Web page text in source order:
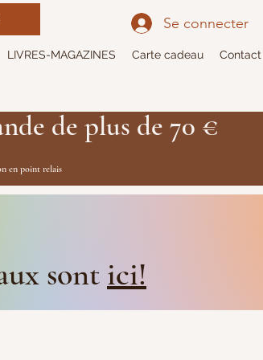
LIVRES-MAGAZINES Carte cadeau Contact
Se connecter
de plus de 70 €
en point relais
sont ici!